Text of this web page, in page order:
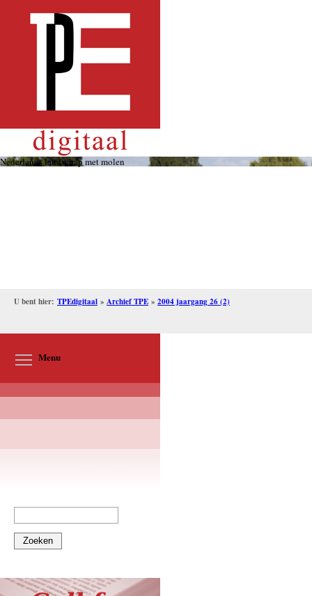
Nederlands landschap met molen
U bent hier: TPEdigitaal » Archief TPE » 2004 jaargang 26 (2)
Menu
Zoeken